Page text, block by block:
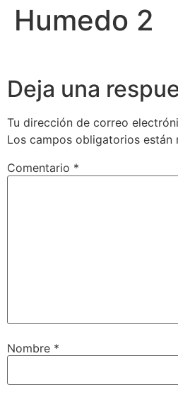
Humedo 2
Deja una
Tu dirección de correo
Los campos obligatorios están
Comentario *
Nombre *